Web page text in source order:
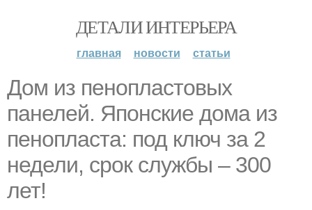
ДЕТАЛИ ИНТЕРЬЕРА
главная новости статьи
Дом из пенопластовых
панелей. Японские дома из
пенопласта: под ключ за 2
недели, срок службы – 300
лет!